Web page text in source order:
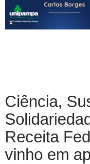
Ciência,
Receita
vinho em